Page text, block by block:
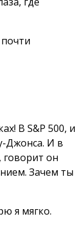
В S&P 500, и
Джонса. И в
говорит он
Зачем ты
я мягко.